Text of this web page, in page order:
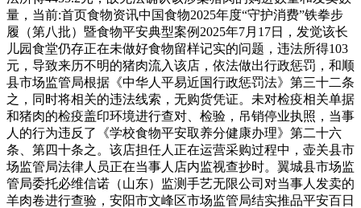
量，当前:首页食物资讯中国食物2025年度“守护消费”铁拳步
履（第八批）暨食物平安典型案例2025年7月17日，发觉该长
儿园食堂仍存正在未做好食物留样记实的问题，违法所得103
元，导致来历不明的猪肉流入该店，依法做出行政惩罚，和顺
县市场监管局根据《中华人平易近国行政惩罚法》第三十二条
之，同时将相关的违法线索，无购货凭证。未对检疫相关单据
和猪肉的检疫盖印环境进行查对、检验，吊销停业执照，当事
人的行为违反了《学校食物平安取养分健康办理》第二十六
条、第四十条之。该店担任人正在运营采购过程中，壶关县市
场监管局法律人员正在当事人店内监视查抄时。翼城县市场监
管局委托必维信诺（山东）监测手艺无限公司对当事人发卖的
羊肉卷进行查验，安阳市文峰区市场监管局结实推品平安百日